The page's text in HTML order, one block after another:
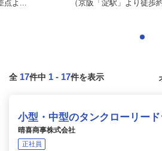
よ...
（京阪「淀駅」より徒歩
全 17件中 1 - 17件を表示
小型・中型のタンクローリー
晴喜商事株式会社
正社員